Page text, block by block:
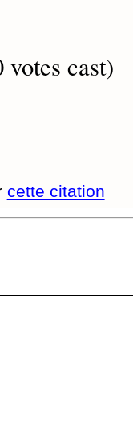
votes cast)
cette citation